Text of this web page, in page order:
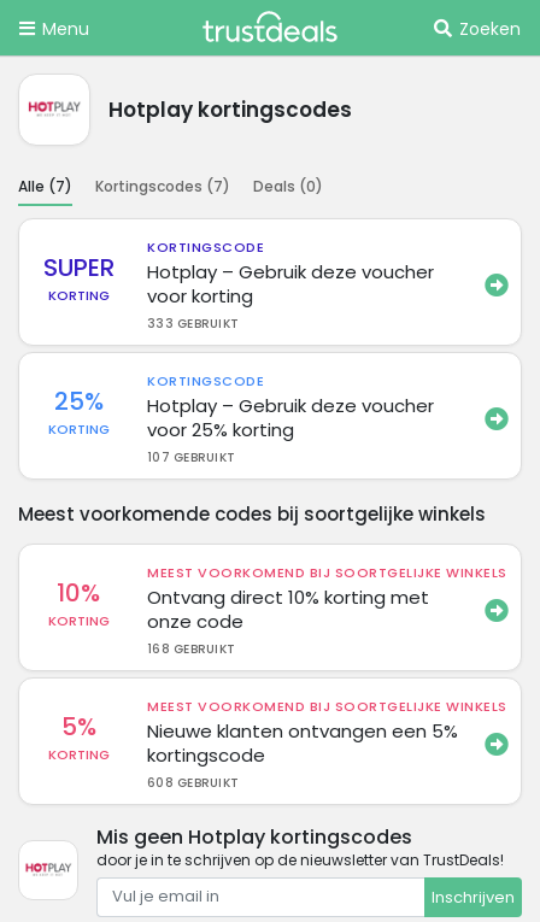
Menu Zoeken
Hotplay kortingscodes
Alle (7) Kortingscodes (7) Deals (0)
SUPER
KORTING
KORTINGSCODE
Hotplay – Gebruik deze voucher
voor korting
333 GEBRUIKT
25%
KORTING
KORTINGSCODE
Hotplay – Gebruik deze voucher
voor 25% korting
107 GEBRUIKT
Meest voorkomende codes bij soortgelijke winkels
10%
KORTING
MEEST VOORKOMEND BIJ SOORTGELIJKE WINKELS
Ontvang direct 10% korting met
onze code
168 GEBRUIKT
5%
KORTING
MEEST VOORKOMEND BIJ SOORTGELIJKE WINKELS
Nieuwe klanten ontvangen een 5%
kortingscode
608 GEBRUIKT
Mis geen Hotplay kortingscodes
door je in te schrijven op de nieuwsletter van TrustDeals!
Inschrijven